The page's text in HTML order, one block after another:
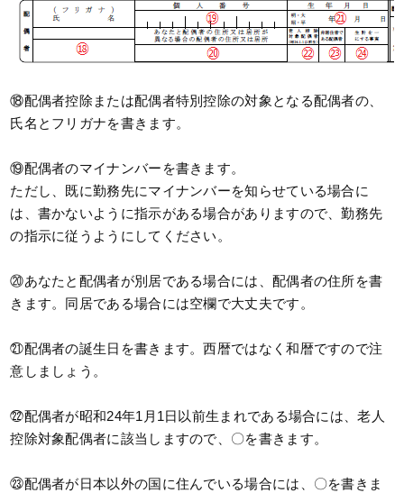
⑱配偶者控除または配偶者特別控除の対象となる配偶者の、
氏名とフリガナを書きます。
⑲配偶者のマイナンバーを書きます。
ただし、既に勤務先にマイナンバーを知らせている場合に
は、書かないように指示がある場合がありますので、勤務先
の指示に従うようにしてください。
⑳あなたと配偶者が別居である場合には、配偶者の住所を書
きます。同居である場合には空欄で大丈夫です。
㉑配偶者の誕生日を書きます。西暦ではなく和暦ですので注
意しましょう。
㉒配偶者が昭和24年1月1日以前生まれである場合には、老人
控除対象配偶者に該当しますので、〇を書きます。
㉓配偶者が日本以外の国に住んでいる場合には、〇を書きま